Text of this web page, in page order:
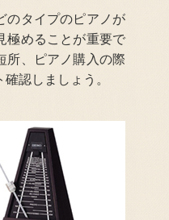
のタイプのピアノが
極めることが重要で
所、ピアノ購入の際
認しましょう。